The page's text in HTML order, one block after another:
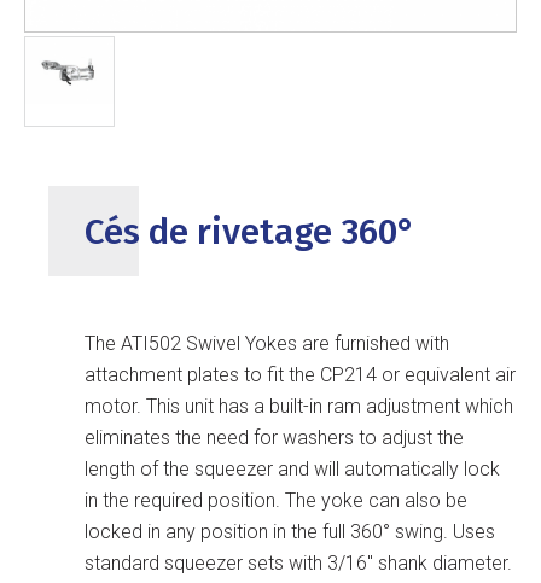
Cés de rivetage 360°
The ATI502 Swivel Yokes are furnished with
attachment plates to fit the CP214 or equivalent air
motor. This unit has a built-in ram adjustment which
eliminates the need for washers to adjust the
length of the squeezer and will automatically lock
in the required position. The yoke can also be
locked in any position in the full 360° swing. Uses
standard squeezer sets with 3/16" shank diameter.